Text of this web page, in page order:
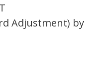
Adjustment) by